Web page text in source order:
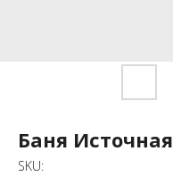
Баня Источная
SKU: